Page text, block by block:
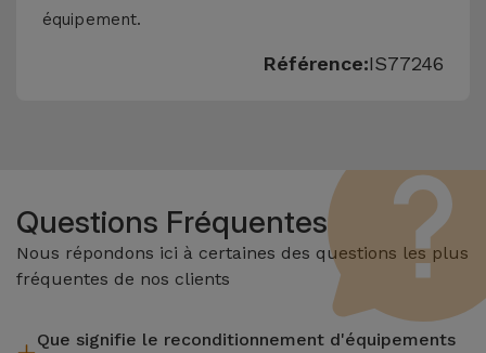
équipement.
Référence:IS77246
Questions Fréquentes
Nous répondons ici à certaines des questions les plus
fréquentes de nos clients
Que signifie le reconditionnement d'équipements